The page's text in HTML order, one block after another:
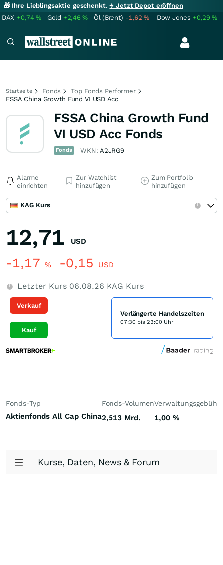
🎁 Ihre Lieblingsaktie geschenkt.→ Jetzt Depot eröffnen
DAX +0,74% Gold +2,46% Öl (Brent) -1,62% Dow Jones +0,29%
Startseite Fonds
Top Fonds Performer
FSSA China Growth Fund VI USD Acc
FSSA China Growth Fund
VI USD Acc Fonds
Fonds WKN:A2JRG9
Alarme
einrichten
Zur Watchlist
hinzufügen
Zum Portfolio
hinzufügen
KAG Kurs
12,71 USD
-1,17 % -0,15 USD
Letzter Kurs 06.08.26 KAG Kurs
Verkauf
Kauf
Verlängerte Handelszeiten
07:30 bis 23:00 Uhr
Fonds-Typ
Aktienfonds All Cap China
Fonds-Volumen
2,513 Mrd.
Verwaltungsgebühr
1,00 %
Kurse, Daten, News & Forum